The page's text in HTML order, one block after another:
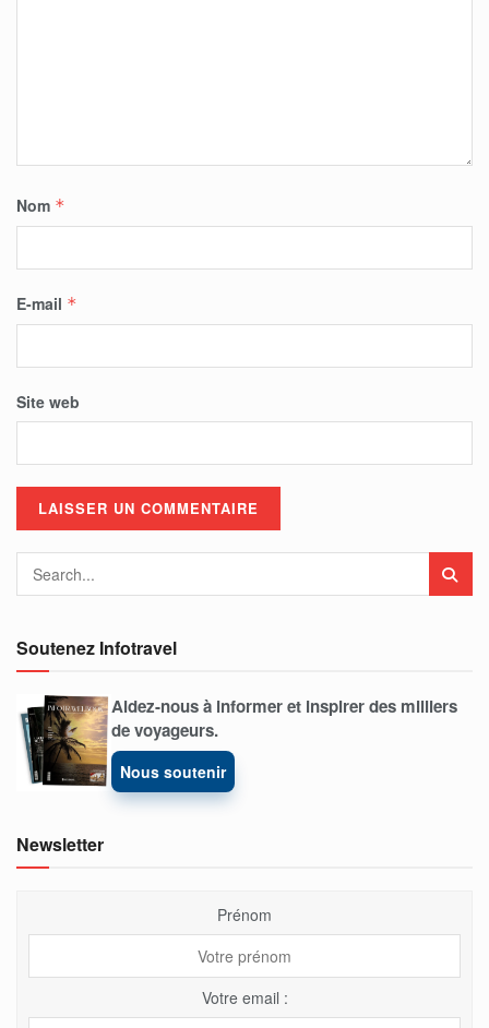
Nom *
E-mail *
Site web
Soutenez Infotravel
Aidez-nous à informer et inspirer des milliers
de voyageurs.
Nous soutenir
Newsletter
Prénom
Votre email :